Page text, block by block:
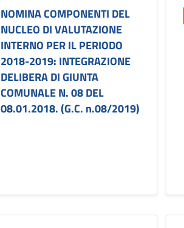
NOMINA COMPONENTI DEL
NUCLEO DI VALUTAZIONE
INTERNO PER IL PERIODO
2018-2019: INTEGRAZIONE
DELIBERA DI GIUNTA
COMUNALE N. 08 DEL
08.01.2018. (G.C. n.08/2019)